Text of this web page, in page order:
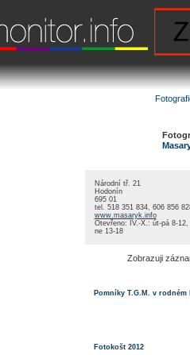
Národní tř. 21
Hodonín
695 01
tel. 518 351 834, 606 856
www.masaryk.info
Otevřeno: IV.-X.: út-pá 8-
ne 13-18
Zobrazuji
Pomníky T.G.M. v rodném
Fotokošt 2012